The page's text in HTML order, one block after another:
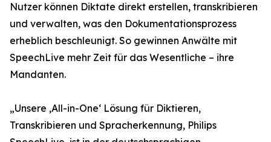
Nutzer können Diktate direkt erstellen, transkribieren
und verwalten, was den Dokumentationsprozess
erheblich beschleunigt. So gewinnen Anwälte mit
SpeechLive mehr Zeit für das Wesentliche – ihre
Mandanten.
„Unsere ‚All-in-One‘ Lösung für Diktieren,
Transkribieren und Spracherkennung, Philips